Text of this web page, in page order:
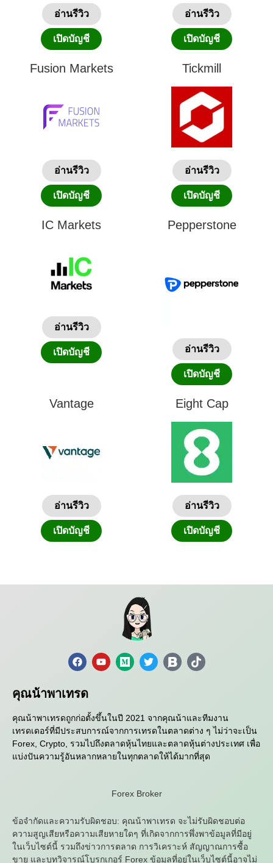
อ่านรีวิว
เปิดบัญชี
อ่านรีวิว
เปิดบัญชี
Fusion Markets
อ่านรีวิว
เปิดบัญชี
Tickmill
อ่านรีวิว
เปิดบัญชี
IC Markets
อ่านรีวิว
เปิดบัญชี
Pepperstone
อ่านรีวิว
เปิดบัญชี
Vantage
อ่านรีวิว
เปิดบัญชี
Eight Cap
อ่านรีวิว
เปิดบัญชี
คุณน้าพาเทรด
คุณน้าพาเทรดถูกก่อตั้งขึ้นในปี 2021 จากคุณน้าและทีมงาน
เทรดเดอร์ที่มีประสบการณ์จากการเทรดในตลาดต่าง ๆ ไม่ว่าจะเป็น
Forex, Crypto, รวมไปถึงตลาดหุ้นไทยและตลาดหุ้นต่างประเทศ เพื่อ
แบ่งปันความรู้อันหลากหลายในทุกตลาดให้ได้มากที่สุด
Forex Broker
ข้อจำกัดและความรับผิดชอบ: คุณน้าพาเทรด จะไม่รับผิดชอบต่อ
ความสูญเสียหรือความเสียหายใดๆ ที่เกิดจากการพึ่งพาข้อมูลที่มีอยู่
ในเว็บไซต์นี้ รวมถึงข่าวการตลาด การวิเคราะห์ สัญญาณการซื้อ
ขาย และบทวิจารณ์โบรกเกอร์ Forex ข้อมูลที่อยู่ในเว็บไซต์นี้อาจไม่